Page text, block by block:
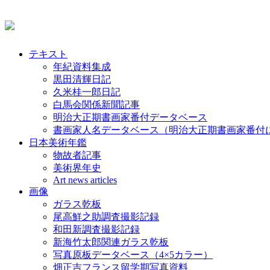
テキスト
年紀資料集成
黒田清輝日記
久米桂一郎日記
白馬会関係新聞記事
明治大正期書画家番付データベース
書画家人名データベース（明治大正期書画家番付
日本美術年鑑
物故者記事
美術界年史
Art news articles
画像
ガラス乾板
尾高鮮之助調査撮影記録
和田新調査撮影記録
新海竹太郎関連ガラス乾板
写真原板データベース（4×5カラー）
畑正吉フランス留学期写真資料